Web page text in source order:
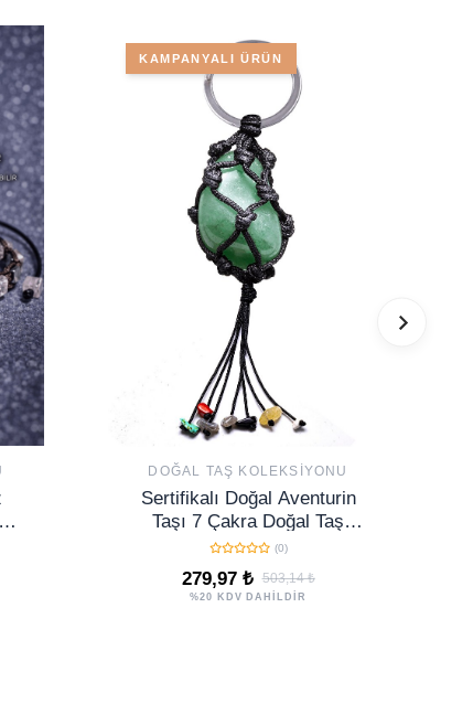
KAMPANYALI ÜRÜN
DOĞAL TAŞ KOLEKSIYONU
Sertifikalı Doğal Aventurin
Taşı 7 Çakra Doğal Taş
Anahtarlık
(0)
279,97 ₺ 503,14 ₺
%20 KDV DAHİLDİR